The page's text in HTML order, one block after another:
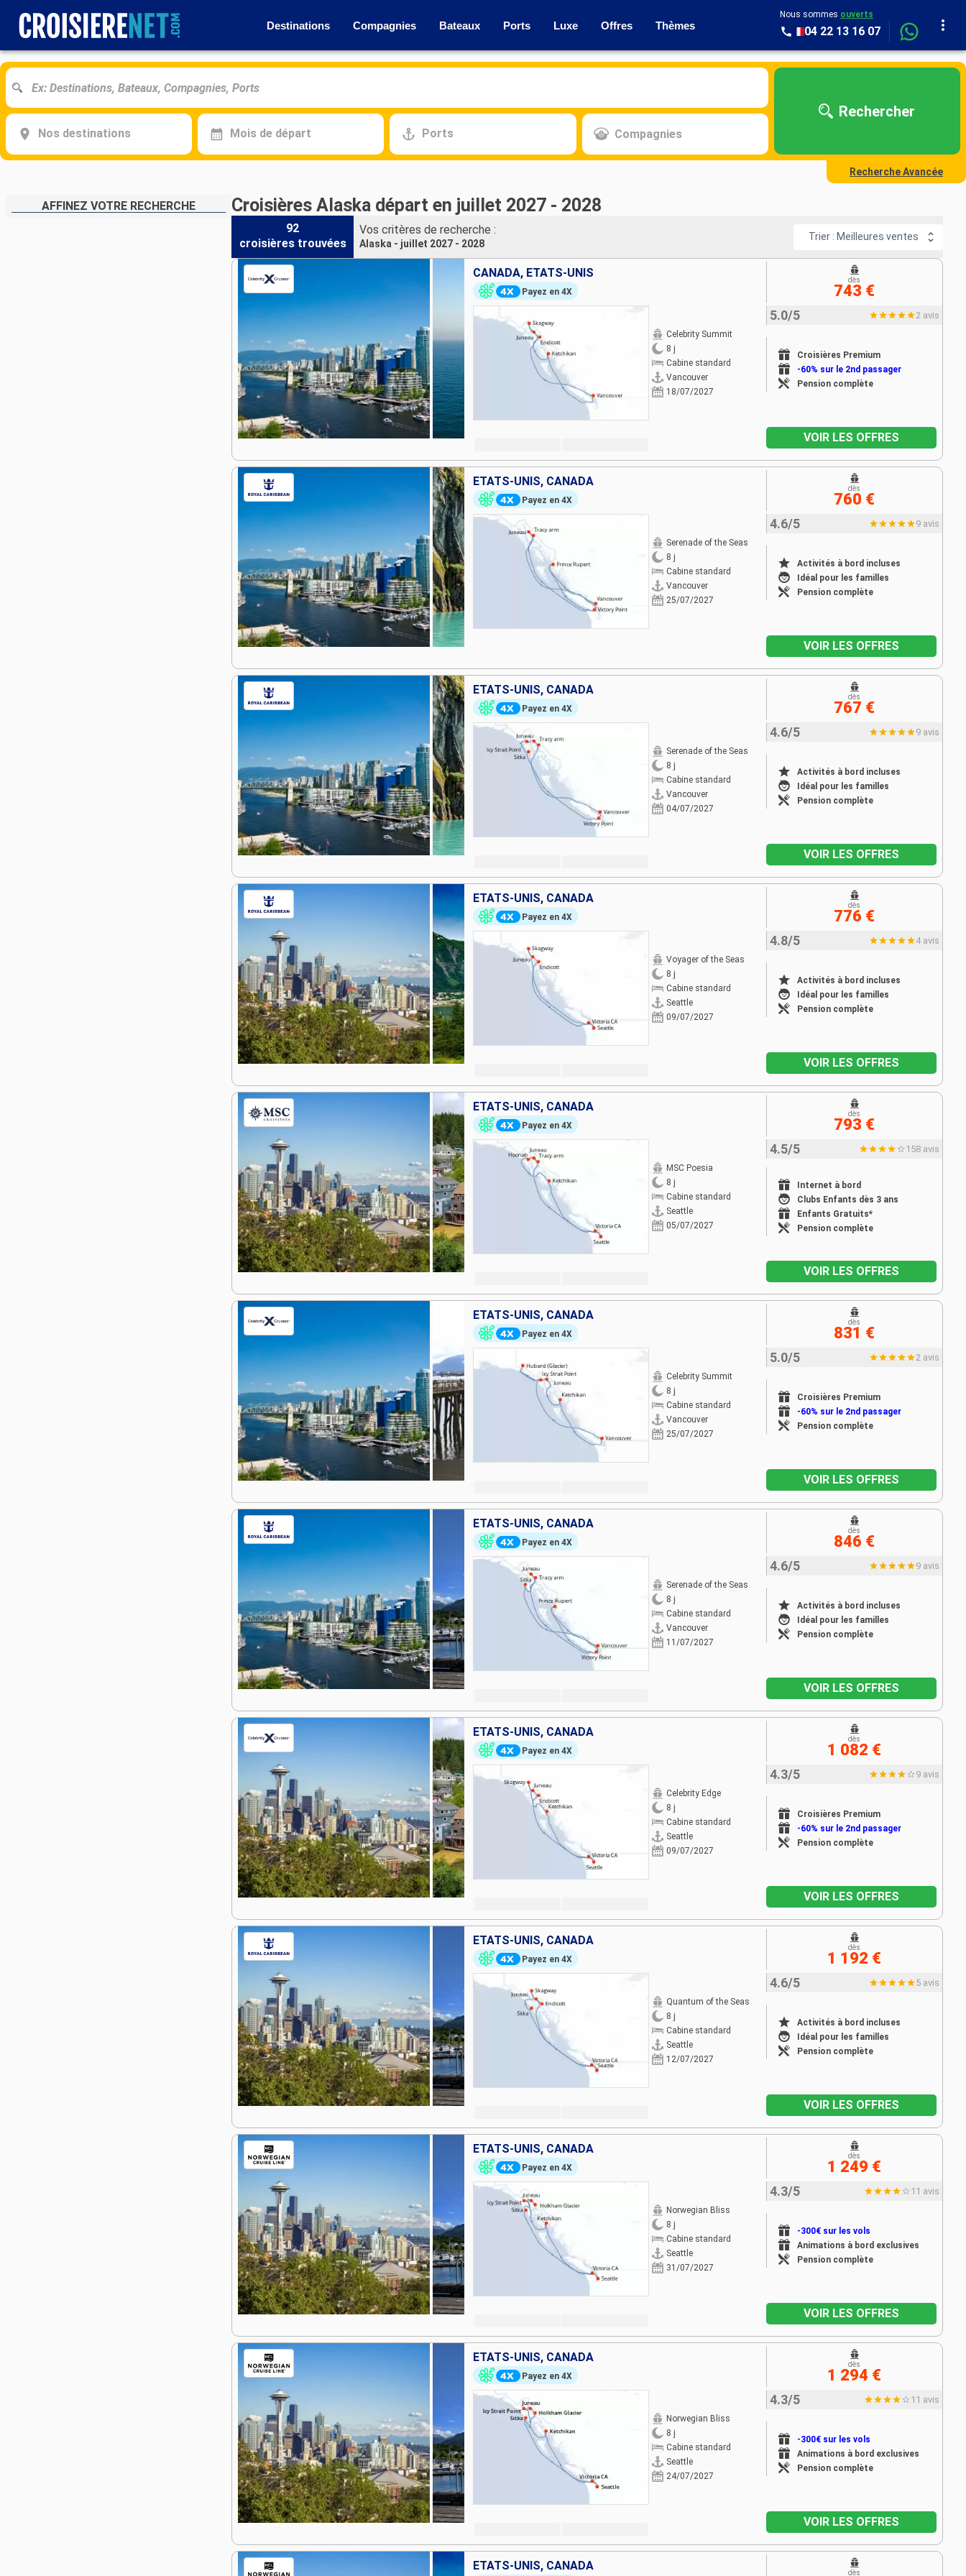
Destinations Compagnies Bateaux Ports Luxe Offres Thèmes
Nous sommes ouverts
04 22 13 16 07
Nos destinations Mois de départ Ports Compagnies
Rechercher
Recherche Avancée
AFFINEZ VOTRE RECHERCHE Croisières Alaska départ en juillet 2027 - 2028
92
croisières trouvées
Vos critères de recherche :
Alaska - juillet 2027 - 2028
Trier : Meilleures ventes
CANADA, ÉTATS-UNIS
Payez en 4X
Celebrity Summit
8 j
Cabine standard
Vancouver
18/07/2027
5.0/5 2 avis
Croisières Premium
-60% sur le 2nd passager
Pension complète
dès
743 €
VOIR LES OFFRES
ÉTATS-UNIS, CANADA
Payez en 4X
Serenade of the Seas
8 j
Cabine standard
Vancouver
25/07/2027
4.6/5 9 avis
Activités à bord incluses
Idéal pour les familles
Pension complète
dès
760 €
VOIR LES OFFRES
ÉTATS-UNIS, CANADA
Payez en 4X
Serenade of the Seas
8 j
Cabine standard
Vancouver
04/07/2027
4.6/5 9 avis
Activités à bord incluses
Idéal pour les familles
Pension complète
dès
767 €
VOIR LES OFFRES
ÉTATS-UNIS, CANADA
Payez en 4X
Voyager of the Seas
8 j
Cabine standard
Seattle
09/07/2027
4.8/5 4 avis
Activités à bord incluses
Idéal pour les familles
Pension complète
dès
776 €
VOIR LES OFFRES
ÉTATS-UNIS, CANADA
Payez en 4X
MSC Poesia
8 j
Cabine standard
Seattle
05/07/2027
4.5/5 158 avis
Internet à bord
Clubs Enfants dès 3 ans
Enfants Gratuits*
Pension complète
dès
793 €
VOIR LES OFFRES
ÉTATS-UNIS, CANADA
Payez en 4X
Celebrity Summit
8 j
Cabine standard
Vancouver
25/07/2027
5.0/5 2 avis
Croisières Premium
-60% sur le 2nd passager
Pension complète
dès
831 €
VOIR LES OFFRES
ÉTATS-UNIS, CANADA
Payez en 4X
Serenade of the Seas
8 j
Cabine standard
Vancouver
11/07/2027
4.6/5 9 avis
Activités à bord incluses
Idéal pour les familles
Pension complète
dès
846 €
VOIR LES OFFRES
ÉTATS-UNIS, CANADA
Payez en 4X
Celebrity Edge
8 j
Cabine standard
Seattle
09/07/2027
4.3/5 9 avis
Croisières Premium
-60% sur le 2nd passager
Pension complète
dès
1 082 €
VOIR LES OFFRES
ÉTATS-UNIS, CANADA
Payez en 4X
Quantum of the Seas
8 j
Cabine standard
Seattle
12/07/2027
4.6/5 5 avis
Activités à bord incluses
Idéal pour les familles
Pension complète
dès
1 192 €
VOIR LES OFFRES
ÉTATS-UNIS, CANADA
Payez en 4X
Norwegian Bliss
8 j
Cabine standard
Seattle
31/07/2027
4.3/5 11 avis
-300€ sur les vols
Animations à bord exclusives
Pension complète
dès
1 249 €
VOIR LES OFFRES
ÉTATS-UNIS, CANADA
Payez en 4X
Norwegian Bliss
8 j
Cabine standard
Seattle
24/07/2027
4.3/5 11 avis
-300€ sur les vols
Animations à bord exclusives
Pension complète
dès
1 294 €
VOIR LES OFFRES
ÉTATS-UNIS, CANADA
dès